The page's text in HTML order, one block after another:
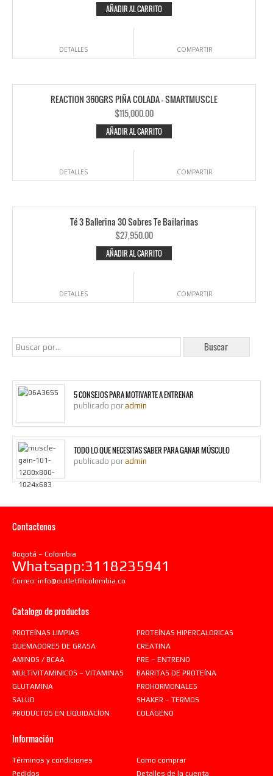
AÑADIR AL CARRITO
DETALLES COMPARTIR
REACTION 360GRS PIÑA COLADA – SMARTMUSCLE
$115,000.00
AÑADIR AL CARRITO
DETALLES COMPARTIR
Té 3 Ballerina 30 Sobres Te Bailarinas
$27,950.00
AÑADIR AL CARRITO
DETALLES COMPARTIR
5 CONSEJOS PARA MOTIVARTE A ENTRENAR
publicado por admin
TODO LO QUE NECESITAS SABER PARA GANAR MÚSCULO
publicado por admin
Contactenos
Bogotá – Colombia
Whatsapp:3118235941
Correo: info@outletfitcolombia.co
Catalogo de productos
PROTEÍNAS LIMPIAS
PROTEÍNAS HIPERCALORICAS
QUEMADORES DE GRASA
CREATINA
AMINOS / BCAA
PRE – ENTRENO
MULTIVITAMINICOS – VITAMINAS
BARRITAS DE PROTEÍNA
GLUTAMINA
PROHORMONALES
SALUD
SHAKER – TERMOS
PRODUCTOS EN LIQUIDACÍON
COLÁGENO
Información
Términos y condiciones
Como comprar
Pedidos
Detalles de la cuenta